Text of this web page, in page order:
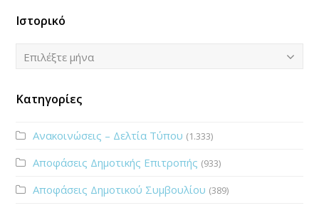
Ιστορικό
Ιστορικό
Επιλέξτε μήνα
Κατηγορίες
Ανακοινώσεις – Δελτία Τύπου (1.333)
Αποφάσεις Δημοτικής Επιτροπής (933)
Αποφάσεις Δημοτικού Συμβουλίου (389)